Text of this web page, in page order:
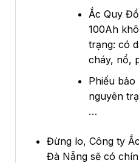
Ắc Quy
100Ah
trạng: có
cháy, nổ,
Phiếu
nguyên
…
Đừng lo, Công ty
Đà Nẵng sẽ có